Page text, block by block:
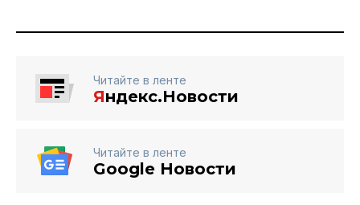
Читайте в ленте
Яндекс.Новости
Читайте в ленте
Google Новости